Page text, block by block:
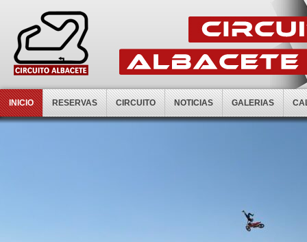
INICIO RESERVAS CIRCUITO NOTICIAS GALERIAS